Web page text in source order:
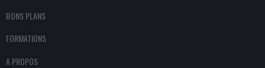
BONS PLANS
FORMATIONS
A PROPOS